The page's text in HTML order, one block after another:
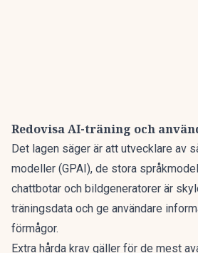
Redovisa AI-träning och
Det lagen säger är att utvecklare av
modeller (GPAI), de stora
chattbotar och bildgeneratorer är
träningsdata och ge användare
förmågor.
Extra hårda krav gäller för de mest